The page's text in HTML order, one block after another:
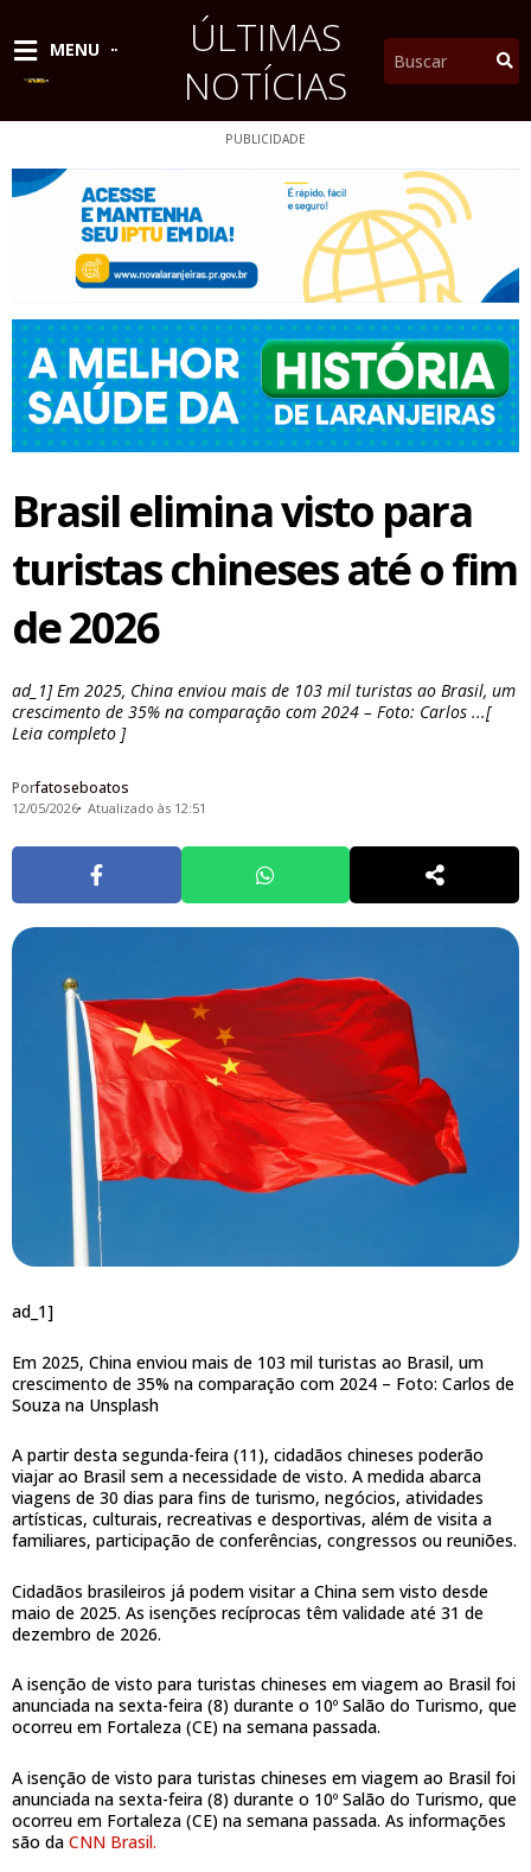
conteúdo
MENU
ÚLTIMAS
NOTÍCIAS
Pesquisar
PUBLICIDADE
Brasil elimina visto para
turistas chineses até o fim
de 2026
ad_1] Em 2025, China enviou mais de 103 mil turistas ao Brasil, um
crescimento de 35% na comparação com 2024 – Foto: Carlos ...[
Leia completo ]
Porfatoseboatos
12/05/2026 Atualizado às 12:51
ad_1]
Em 2025, China enviou mais de 103 mil turistas ao Brasil, um
crescimento de 35% na comparação com 2024 – Foto: Carlos de
Souza na Unsplash
A partir desta segunda-feira (11), cidadãos chineses poderão
viajar ao Brasil sem a necessidade de visto. A medida abarca
viagens de 30 dias para fins de turismo, negócios, atividades
artísticas, culturais, recreativas e desportivas, além de visita a
familiares, participação de conferências, congressos ou reuniões.
Cidadãos brasileiros já podem visitar a China sem visto desde
maio de 2025. As isenções recíprocas têm validade até 31 de
dezembro de 2026.
A isenção de visto para turistas chineses em viagem ao Brasil foi
anunciada na sexta-feira (8) durante o 10º Salão do Turismo, que
ocorreu em Fortaleza (CE) na semana passada.
A isenção de visto para turistas chineses em viagem ao Brasil foi
anunciada na sexta-feira (8) durante o 10º Salão do Turismo, que
ocorreu em Fortaleza (CE) na semana passada. As informações
são da CNN Brasil.